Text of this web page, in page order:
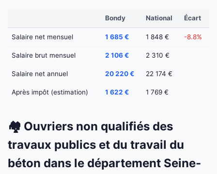
Bondy National Écart
Salaire net mensuel 1 685 € 1 848 € -8.8%
Salaire brut mensuel 2 106 € 2 310 €
Salaire net annuel 20 220 € 22 174 €
Après impôt (estimation) 1 622 € 1 769 €
🏘️ Ouvriers non qualifiés des
travaux publics et du travail du
béton dans le département Seine-